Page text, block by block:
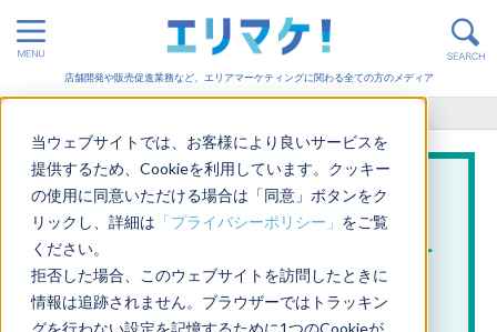
当ウェブサイトでは、お客様により良いサービスを
提供するため、Cookieを利用しています。クッキー
の使用に同意いただける場合は「同意」ボタンをク
リックし、詳細は 「プライバシーポリシー」 をご覧
ください。
拒否した場合、このウェブサイトを訪問したときに
情報は追跡されません。ブラウザーではトラッキン
グを行わない設定を記憶するために1つのCookieが
店舗開発や販売促進業務など、エリアマーケティングに関わる全ての方のメディア